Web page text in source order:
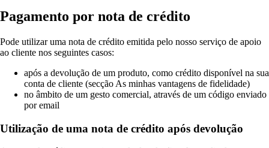
Pagamento por nota de crédito
Pode utilizar uma nota de crédito emitida pelo nosso serviço de apoio
ao cliente nos seguintes casos:
após a devolução de um produto, como crédito disponível na sua
conta de cliente (secção As minhas vantagens de fidelidade)
no âmbito de um gesto comercial, através de um código enviado
por email
Utilização de uma nota de crédito após devolução